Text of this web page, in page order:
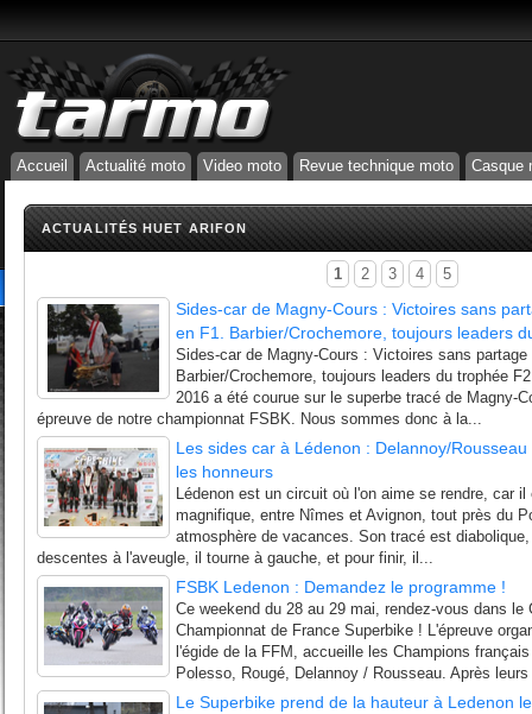
Accueil Actualité moto Video moto Revue technique moto Casque
ACTUALITÉS HUET ARIFON
1 2 3 4 5
Sides-car de Magny-Cours : Victoires sans
en F1. Barbier/Crochemore, toujours leaders
Sides-car de Magny-Cours : Victoires sans
Barbier/Crochemore, toujours leaders du trophée
2016 a été courue sur le superbe tracé de Magny-
épreuve de notre championnat FSBK. Nous sommes donc à la...
Les sides car à Lédenon : Delannoy/
les honneurs
Lédenon est un circuit où l'on aime se rendre, car
magnifique, entre Nîmes et Avignon, tout près du
atmosphère de vacances. Son tracé est
descentes à l'aveugle, il tourne à gauche, et pour finir, il...
FSBK Ledenon : Demandez le programme !
Ce weekend du 28 au 29 mai, rendez-vous dans le
Championnat de France Superbike ! L'épreuve
l'égide de la FFM, accueille les Champions
Polesso, Rougé, Delannoy / Rousseau. Après
Le Superbike prend de la hauteur à Ledenon